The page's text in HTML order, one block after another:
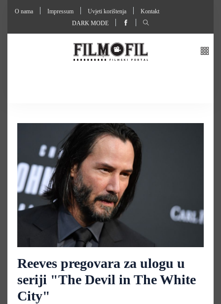
O nama Impressum Uvjeti korištenja
Kontakt
DARK MODE
Reeves pregovara za ulogu u
seriji "The Devil in The White
City"